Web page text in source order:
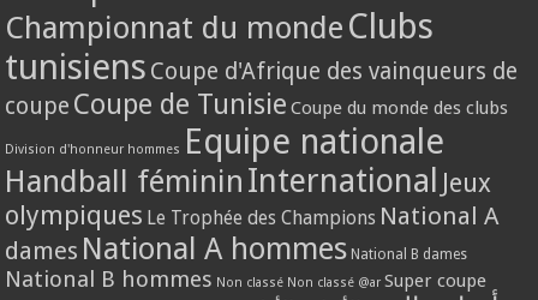
Championnat du monde Clubs
tunisiens Coupe d'Afrique des vainqueurs de
coupe Coupe de Tunisie Coupe du monde des clubs
Division d'honneur hommes Equipe nationale
Handball féminin International Jeux
olympiques Le Trophée des Champions National A
dames National A hommes National B dames
National B hommes Non classé Non classé @ar Super coupe